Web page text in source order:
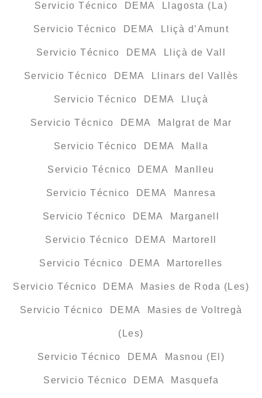
Servicio Técnico DEMA Llagosta (La)
Servicio Técnico DEMA Lliçà d’Amunt
Servicio Técnico DEMA Lliçà de Vall
Servicio Técnico DEMA Llinars del Vallès
Servicio Técnico DEMA Lluçà
Servicio Técnico DEMA Malgrat de Mar
Servicio Técnico DEMA Malla
Servicio Técnico DEMA Manlleu
Servicio Técnico DEMA Manresa
Servicio Técnico DEMA Marganell
Servicio Técnico DEMA Martorell
Servicio Técnico DEMA Martorelles
Servicio Técnico DEMA Masies de Roda (Les)
Servicio Técnico DEMA Masies de Voltregà
(Les)
Servicio Técnico DEMA Masnou (El)
Servicio Técnico DEMA Masquefa